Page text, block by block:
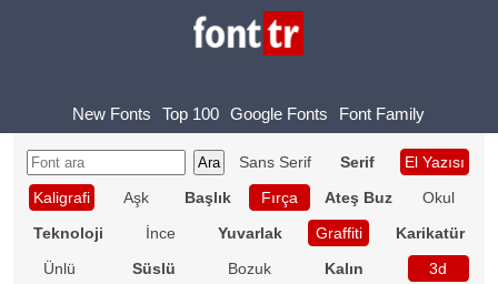
New Fonts Top 100 Google Fonts Font Family
Sans Serif Serif
El Yazısı
Kaligrafi
Aşk Başlık Fırça Ateş Buz
Okul
Teknoloji
İnce Yuvarlak Graffiti
Karikatür
Ünlü
Süslü Bozuk Kalın
3d